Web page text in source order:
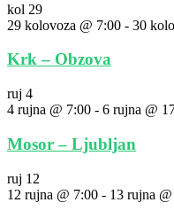
kol 29
29 kolovoza @ 7:00 - 30
Krk – Obzova
ruj 4
4 rujna @ 7:00 - 6 rujna @
Mosor – Ljubljan
ruj 12
12 rujna @ 7:00 - 13 rujna